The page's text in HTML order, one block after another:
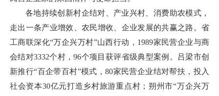
各地持续创新村企结对、产业兴村、消费助农模式，
走出一条产业增效、农民增收、企业发展的共赢之路。省
工商联深化“万企兴万村”山西行动，1989家民营企业与商
会结对3332个村，96个项目获评省级典型案例。吕梁市创
新推行“百企带百村”模式，80家民营企业结对帮扶，投入
社会资本30亿元打造乡村旅游重点村；朔州市“万企兴万